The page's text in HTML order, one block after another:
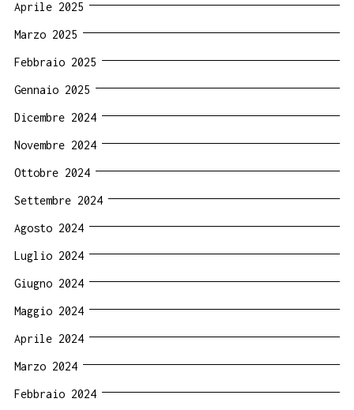
Aprile 2025
Marzo 2025
Febbraio 2025
Gennaio 2025
Dicembre 2024
Novembre 2024
Ottobre 2024
Settembre 2024
Agosto 2024
Luglio 2024
Giugno 2024
Maggio 2024
Aprile 2024
Marzo 2024
Febbraio 2024